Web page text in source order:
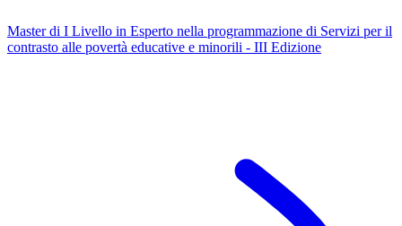
Master di I Livello in Esperto nella programmazione di Servizi per il
contrasto alle povertà educative e minorili - III Edizione